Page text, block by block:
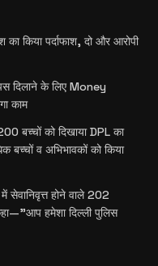
किया पर्दाफाश, दो और आरोपी
दिलाने के लिए Money
काम
बच्चों को दिखाया DPL का
बच्चों व अभिभावकों को किया
सेवानिवृत्त होने वाले 202
हमेशा दिल्ली पुलिस